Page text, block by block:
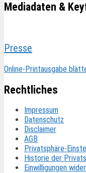
Mediadaten &
Presse
Online-Printausgabe
Rechtliches
Impressum
Datenschutz
Disclaimer
AGB
Privatsphäre-
Historie der
Einwilligungen